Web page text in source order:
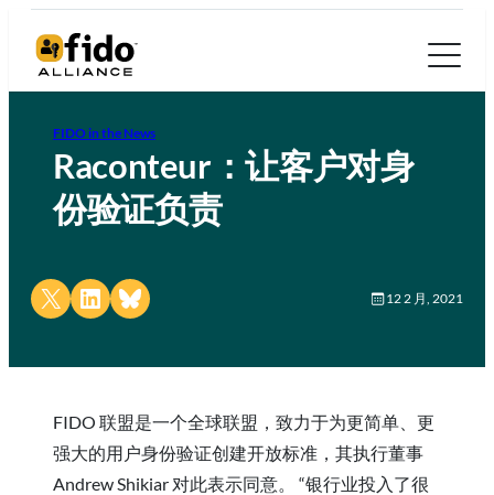
FIDO in the News
Raconteur：让客户对身
份验证负责
Share on X Share on LinkedIn
Share on Bluesky 12 2 月, 2021
FIDO 联盟是一个全球联盟，致力于为更简单、更
强大的用户身份验证创建开放标准，其执行董事
Andrew Shikiar 对此表示同意。 “银行业投入了很